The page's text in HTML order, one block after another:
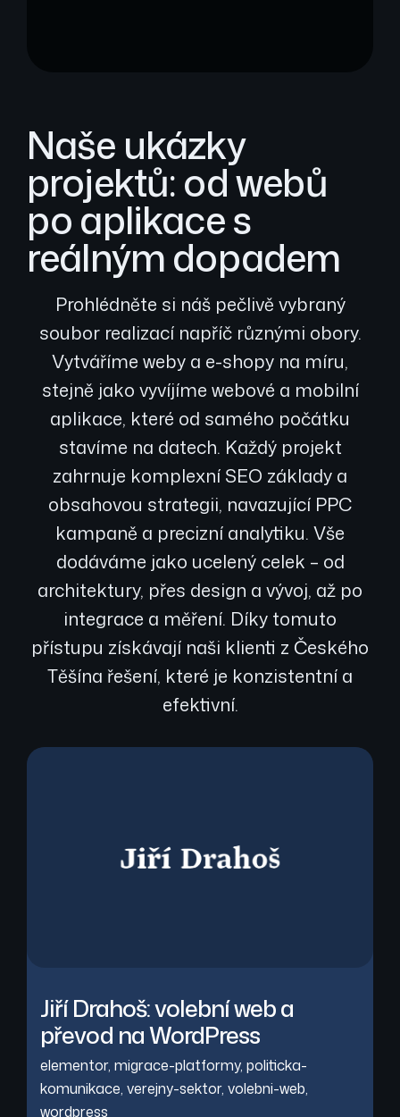
Naše ukázky
projektů: od webů
po aplikace s
reálným dopadem
Prohlédněte si náš pečlivě vybraný
soubor realizací napříč různými obory.
Vytváříme weby a e-shopy na míru,
stejně jako vyvíjíme webové a mobilní
aplikace, které od samého počátku
stavíme na datech. Každý projekt
zahrnuje komplexní SEO základy a
obsahovou strategii, navazující PPC
kampaně a precizní analytiku. Vše
dodáváme jako ucelený celek – od
architektury, přes design a vývoj, až po
integrace a měření. Díky tomuto
přístupu získávají naši klienti z Českého
Těšína řešení, které je konzistentní a
efektivní.
Jiří Drahoš: volební web a
převod na WordPress
elementor, migrace-platformy, politicka-
komunikace, verejny-sektor, volebni-web,
wordpress